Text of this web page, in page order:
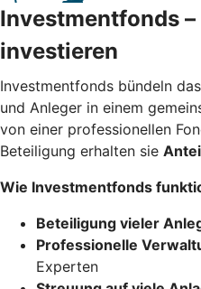
Investmentfonds
investieren
Investmentfonds bündeln
und Anleger in einem
von einer professionellen
Beteiligung erhalten sie
Wie Investmentfonds
Beteiligung vieler
Professionelle
Experten